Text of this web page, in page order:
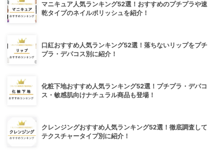
マニキュア人気ランキング52選！おすすめのプチプラや速
乾タイプのネイルポリッシュを紹介！
口紅おすすめ人気ランキング52選！落ちないリップをプチ
プラ・デパコス別に紹介！
化粧下地おすすめ人気ランキング52選！プチプラ・デパコ
ス・敏感肌向けナチュラル商品も登場！
クレンジングおすすめ人気ランキング52選！徹底調査して
テクスチャータイプ別に紹介！